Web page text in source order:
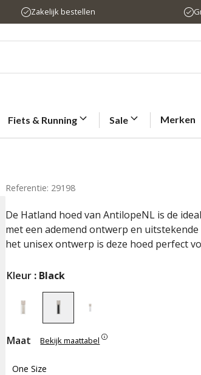
Zakelijk bestellen
Fiets & Running Sale Merken
Referentie: 29198
De Hatland hoed van AntilopeNL is de
met een ademend ontwerp en
het unisex ontwerp is deze hoed perfect
Kleur : Black
Maat Bekijk maattabel
One Size